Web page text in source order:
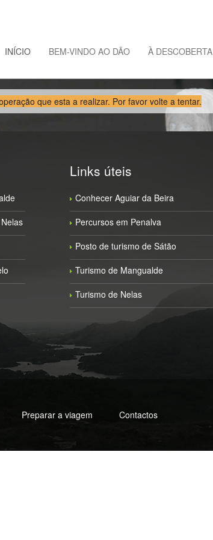
INÍCIO BEM-VINDO AO DÃO À DESCOBERTA
que esta a realizar. Por favor volte a tentar.
Links úteis
Conhecer Aguiar da Beira
Percursos em Penalva
Posto de turismo de Sátão
Turismo de Mangualde
Turismo de Nelas
Preparar a viagem Contactos